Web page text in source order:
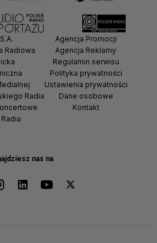
nas na
Radiowa
Radia
Agencja Promocji
Agencja Reklamy
Regulamin serwisu
Polityka prywatności
Ustawienia prywatności
Dane osobowe
Kontakt